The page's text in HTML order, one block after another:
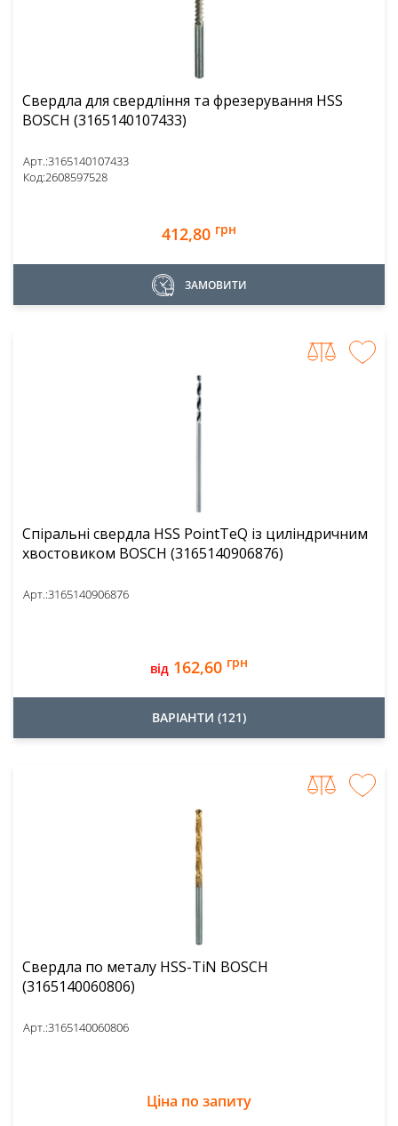
Свердла для свердління та фрезерування HSS
BOSCH (3165140107433)
Арт.:3165140107433
Код:2608597528
412,80 грн
ЗАМОВИТИ
Спіральні свердла HSS PointTeQ із циліндричним
хвостовиком BOSCH (3165140906876)
Арт.:3165140906876
від 162,60 грн
ВАРІАНТИ (121)
Свердла по металу HSS-TiN BOSCH
(3165140060806)
Арт.:3165140060806
Ціна по запиту